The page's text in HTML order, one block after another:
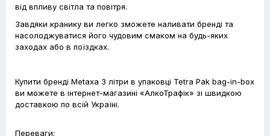
від впливу світла та повітря.
Завдяки кранику ви легко зможете наливати бренді та
насолоджуватися його чудовим смаком на будь-яких
заходах або в поїздках.
Купити бренді Metaxa 3 літри в упаковці Tetra Pak bag-in-box
ви можете в інтернет-магазині «АлкоТрафік» зі швидкою
доставкою по всій Україні.
Переваги: